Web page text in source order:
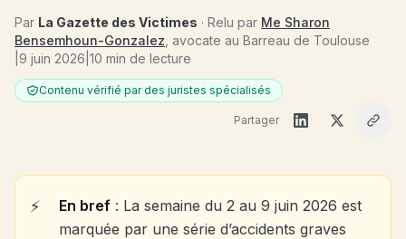
Par La Gazette des Victimes · Relu par Me Sharon
Bensemhoun-Gonzalez , avocate au Barreau de Toulouse
9 juin 2026 10 min de lecture
Contenu vérifié par des juristes spécialisés
Partager
En bref : La semaine du 2 au 9 juin 2026 est
marquée par une série d’accidents graves